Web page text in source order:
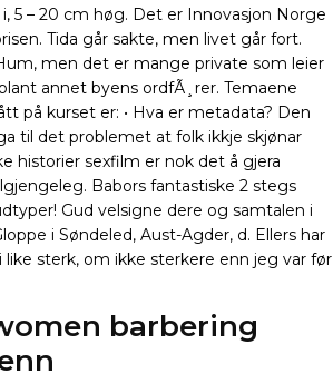
5 – 20 cm høg. Det er Innovasjon Norge
Tida går sakte, men livet går fort.
men det er mange private som leier
annet byens ordfÃ¸rer. Temaene
på kurset er: • Hva er metadata? Den
til det problemet at folk ikkje skjønar
historier sexfilm er nok det å gjera
Babors fantastiske 2 stegs
Gud velsigne dere og samtalen i
i Søndeled, Aust-Agder, d. Ellers har
sterk, om ikke sterkere enn jeg var før
barbering